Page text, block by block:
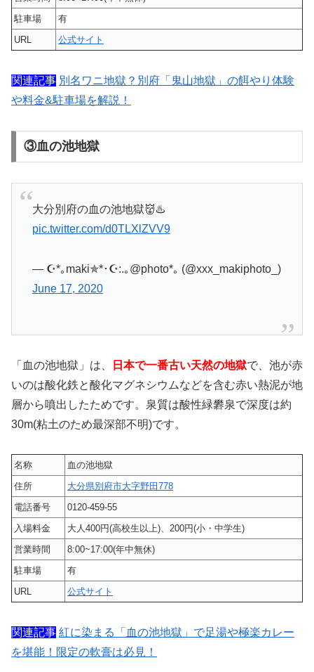
駐車場
有
URL
公式サイト
関連記事 別名ワニ地獄？別府「鬼山地獄」の餌やり体験
や料金&駐車場を解説！
③血の池地獄
大分別府の血の池地獄👹♨️
pic.twitter.com/d0TLXlZVV9
— ☪︎*｡maki✯*･☪:.｡@photo*｡ (@xxx_makiphoto_)
June 17, 2020
「血の池地獄」は、 日本で一番古い天然の地獄で、池が赤
いのは酸化鉄と酸化マグネシウムなどを含む赤い熱泥が地
層から噴出したためです。泉質は酸性緑礬泉で深度は約
30m(粘土のため最深部不明)です。
名称
血の池地獄
住所
大分県別府市大字野田778
電話番号
0120-459-55
入場料金
大人400円(高校生以上)、200円(小・中学生)
営業時間
8:00~17:00(年中無休)
駐車場
有
URL
公式サイト
関連記事 紅に染まる「血の池地獄」で足湯や極楽カレー
を堪能！限定の軟膏は必見！